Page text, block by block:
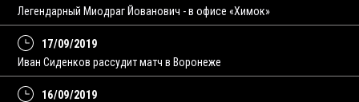
Легендарный Миодраг Йованович - в офисе «Химок»
17/09/2019
Иван Сиденков рассудит матч в Воронеже
16/09/2019